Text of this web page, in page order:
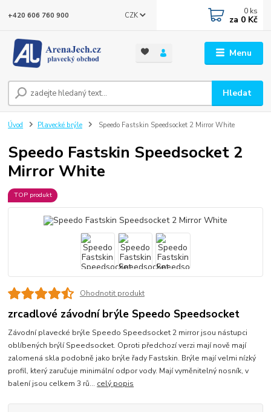
Menu
CZK
Hledat
+420 606 760 900 0 ks
za 0 Kč
Úvod Plavecké brýle Speedo Fastskin Speedsocket 2 Mirror White
Speedo Fastskin Speedsocket 2
Mirror White
TOP produkt
Ohodnotit produkt
zrcadlové závodní brýle Speedo Speedsocket
Závodní plavecké brýle Speedo Speedsocket 2 mirror jsou nástupci
oblíbených brýlí Speedsocket. Oproti předchozí verzi mají nově mají
zalomená skla podobně jako brýle řady Fastskin. Brýle mají velmi nízký
profil, který zaručuje minimální odpor vody. Mají vyměnitelný nosník, v
balení jsou celkem 3 rů... celý popis